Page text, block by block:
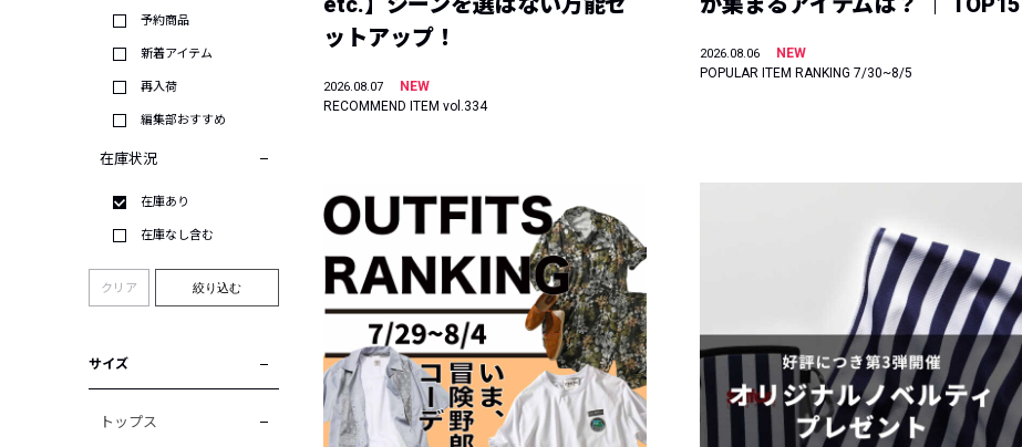
予約商品
新着アイテム
再入荷
編集部おすすめ
在庫状況
在庫あり
在庫なし含む
クリア 絞り込む
サイズ
トップス
ットアップ！
2026.08.07
NEW
RECOMMEND ITEM vol.334
2026.08.06
NEW
POPULAR ITEM RANKING 7/30~8/5